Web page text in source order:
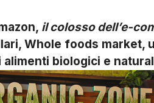
il colosso dell’e-
Whole foods market,
biologici e